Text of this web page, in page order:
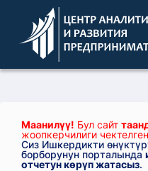
Маанилүү! Бул сайт
жоопкерчилиги
Сиз Ишкердикти
борборунун порталында
отчетун көрүп жатасыз.